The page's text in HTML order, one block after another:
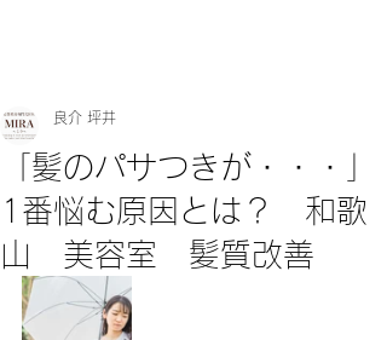
「髪のパサつきが・・・」
1番悩む原因とは？ 和歌
山 美容室 髪質改善
良介 坪井